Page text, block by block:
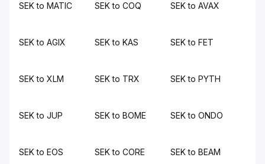
SEK to MATIC SEK to COQ SEK to AVAX
SEK to AGIX SEK to KAS SEK to FET
SEK to XLM SEK to TRX SEK to PYTH
SEK to JUP SEK to BOME SEK to ONDO
SEK to EOS SEK to CORE SEK to BEAM